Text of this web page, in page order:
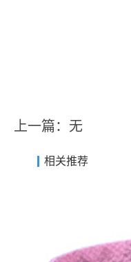
上一篇：无
相关推荐